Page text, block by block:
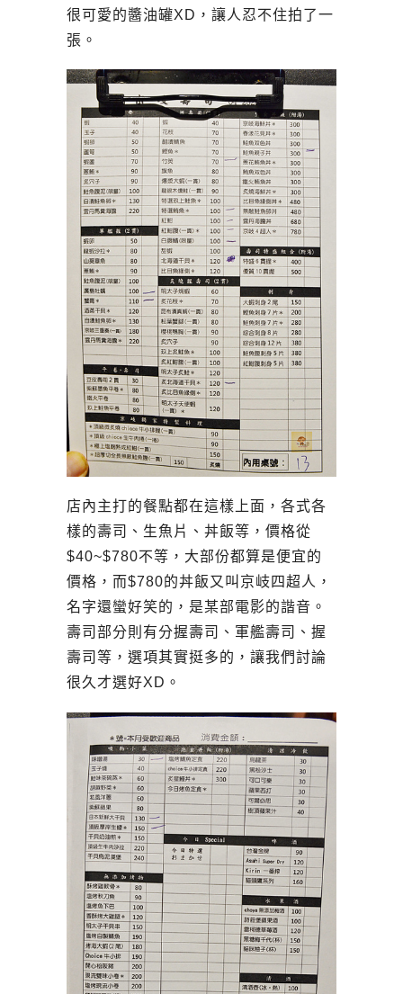
很可愛的醬油罐XD，讓人忍不住拍了一
張。
店內主打的餐點都在這樣上面，各式各
樣的壽司、生魚片、丼飯等，價格從
$40~$780不等，大部份都算是便宜的
價格，而$780的丼飯又叫京岐四超人，
名字還蠻好笑的，是某部電影的諧音。
壽司部分則有分握壽司、軍艦壽司、握
壽司等，選項其實挺多的，讓我們討論
很久才選好XD。